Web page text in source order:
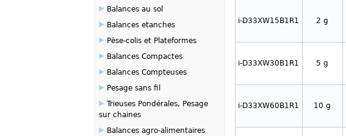
i-D33XW15B1R1 2 g
i-D33XW30B1R1 5 g
i-D33XW60B1R1 10 g
▸Balances au sol
▸Balances etanches
▸Pèse-colis et Plateformes
▸Balances Compactes
▸Balances Compteuses
▸Pesage sans fil
▸Trieuses Pondérales, Pesage
sur chaines
▸Balances agro-alimentaires